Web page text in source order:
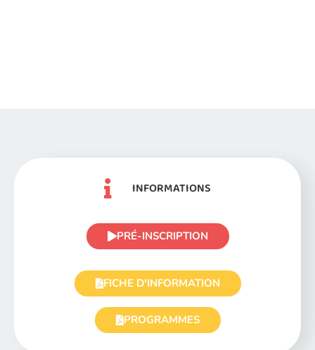
INFORMATIONS
PRÉ-INSCRIPTION
FICHE D'INFORMATION
PROGRAMMES